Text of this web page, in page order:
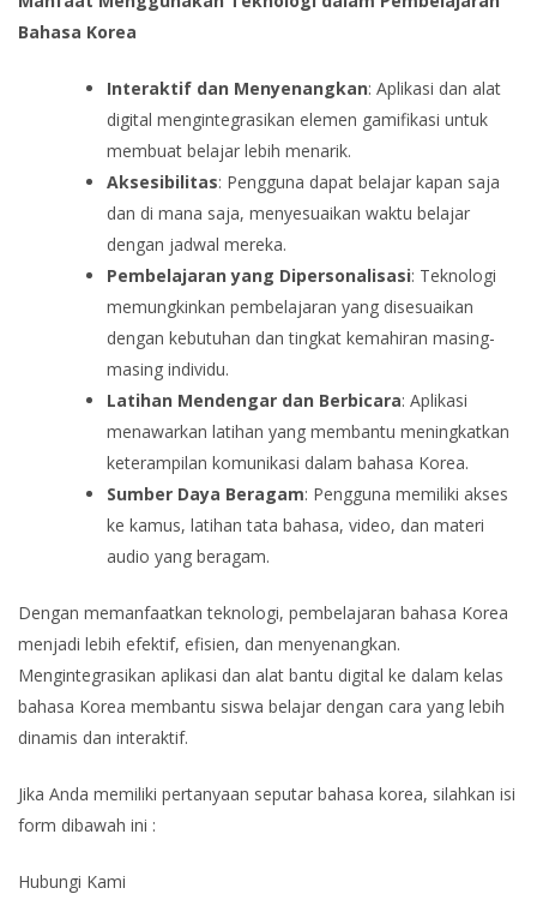
Bahasa Korea
Interaktif dan Menyenangkan: Aplikasi dan alat
digital mengintegrasikan elemen gamifikasi untuk
membuat belajar lebih menarik.
Aksesibilitas: Pengguna dapat belajar kapan saja
dan di mana saja, menyesuaikan waktu belajar
dengan jadwal mereka.
Pembelajaran yang Dipersonalisasi: Teknologi
memungkinkan pembelajaran yang disesuaikan
dengan kebutuhan dan tingkat kemahiran masing-
masing individu.
Latihan Mendengar dan Berbicara: Aplikasi
menawarkan latihan yang membantu meningkatkan
keterampilan komunikasi dalam bahasa Korea.
Sumber Daya Beragam: Pengguna memiliki akses
ke kamus, latihan tata bahasa, video, dan materi
audio yang beragam.
Dengan memanfaatkan teknologi, pembelajaran bahasa Korea
menjadi lebih efektif, efisien, dan menyenangkan.
Mengintegrasikan aplikasi dan alat bantu digital ke dalam kelas
bahasa Korea membantu siswa belajar dengan cara yang lebih
dinamis dan interaktif.
Jika Anda memiliki pertanyaan seputar bahasa korea, silahkan isi
form dibawah ini :
Hubungi Kami